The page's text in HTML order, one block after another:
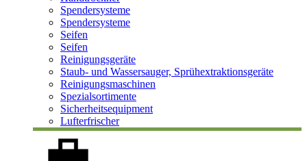
Spendersysteme
Spendersysteme
Seifen
Seifen
Reinigungsgeräte
Staub- und Wassersauger, Sprühextraktionsgeräte
Reinigungsmaschinen
Spezialsortimente
Sicherheitsequipment
Lufterfrischer